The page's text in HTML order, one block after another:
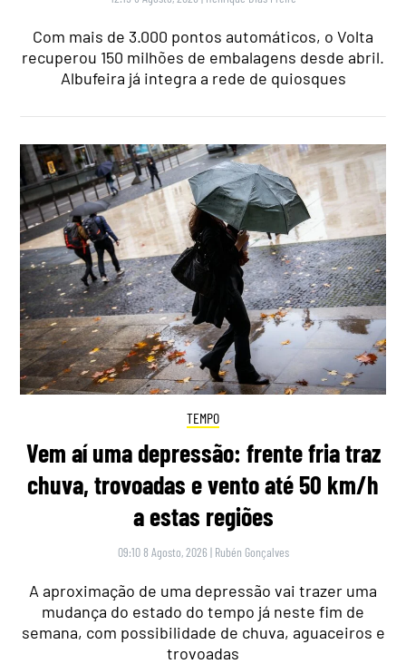
Com mais de 3.000 pontos automáticos, o Volta
recuperou 150 milhões de embalagens desde abril.
Albufeira já integra a rede de quiosques
TEMPO
Vem aí uma depressão: frente fria traz
chuva, trovoadas e vento até 50 km/h
a estas regiões
09:10 8 Agosto, 2026 | Rubén Gonçalves
A aproximação de uma depressão vai trazer uma
mudança do estado do tempo já neste fim de
semana, com possibilidade de chuva, aguaceiros e
trovoadas